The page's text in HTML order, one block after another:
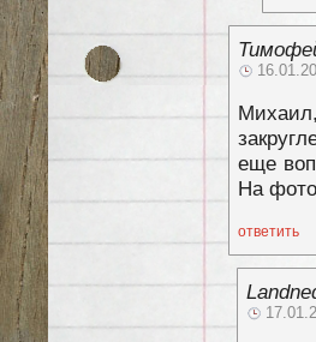
еще
На
ответить